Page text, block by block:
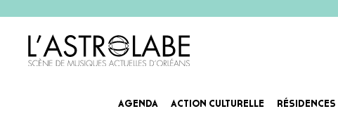
AGENDA ACTION CULTURELLE RÉSIDENCES